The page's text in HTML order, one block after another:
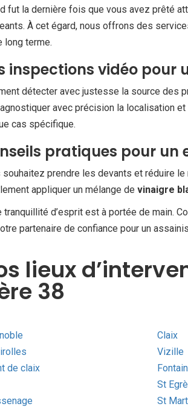
fut la dernière fois que vous avez prêté
À cet égard, nous offrons des
long terme.
inspections vidéo
détecter avec justesse la source des
avec précision la localisation
cas spécifique.
pratiques pour un
souhaitez prendre les devants et réduire
appliquer un mélange de vinaigre
tranquillité d’esprit est à portée de main.
partenaire de confiance pour un
lieux
38
de claix
Claix
Vizille
St
St